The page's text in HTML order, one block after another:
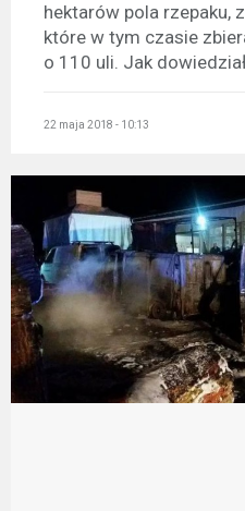
hektarów pola rzepaku,
które w tym czasie
o 110 uli. Jak
22 maja 2018 - 10:13